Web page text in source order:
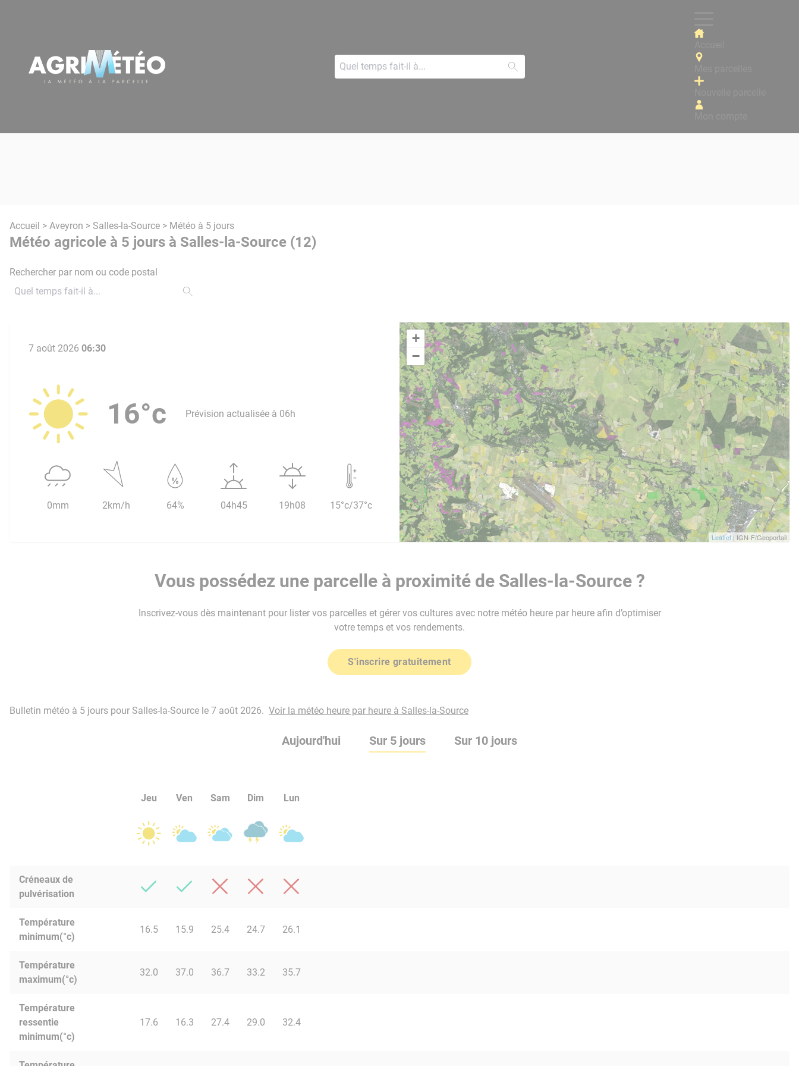
Accueil > Aveyron > Salles-la-Source > Météo à 5 jours
Météo agricole à 5 jours à Salles-la-Source (12)
Rechercher par nom ou code postal
+
−
Leaflet | IGN-F/Geoportail
7 août 2026 06:30
16°c Prévision actualisée à 06h
0mm 2km/h 64% 04h45 19h08 15°c/37°c
Vous possédez une parcelle à proximité de Salles-la-Source ?
Inscrivez-vous dès maintenant pour lister vos parcelles et gérer vos cultures avec notre météo heure par heure afin d’optimiser
votre temps et vos rendements.
S'inscrire gratuitement
Bulletin météo à 5 jours pour Salles-la-Source le 7 août 2026. Voir la météo heure par heure à Salles-la-Source
Aujourd'hui Sur 5 jours Sur 10 jours
Jeu Ven Sam Dim Lun
Créneaux de
pulvérisation
Température
minimum(°c)
16.5 15.9 25.4 24.7 26.1
Température
maximum(°c)
32.0 37.0 36.7 33.2 35.7
Température
ressentie
minimum(°c)
17.6 16.3 27.4 29.0 32.4